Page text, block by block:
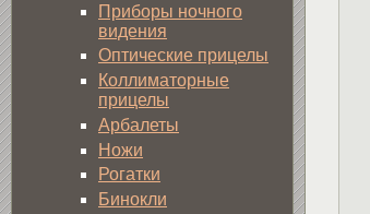
Приборы ночного
видения
Оптические прицелы
Коллиматорные
прицелы
Арбалеты
Ножи
Рогатки
Бинокли